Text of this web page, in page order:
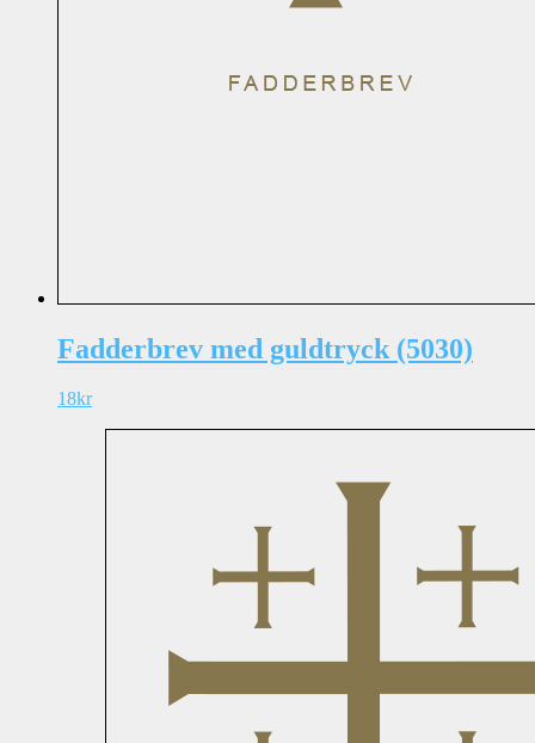
Fadderbrev med guldtryck (5030)
18kr